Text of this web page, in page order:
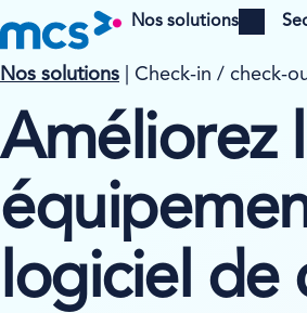
Nos solutions
Nos solutions | Check-in / check-
Améliorez
logiciel de